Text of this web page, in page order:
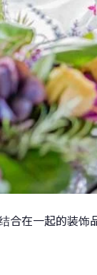
合在一起的装